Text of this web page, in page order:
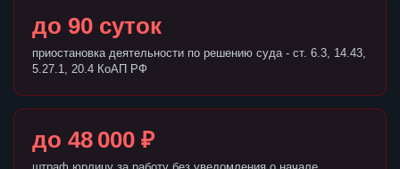
до 90 суток
приостановка деятельности по решению суда - ст. 6.3, 14.43,
5.27.1, 20.4 КоАП РФ
до 48 000 ₽